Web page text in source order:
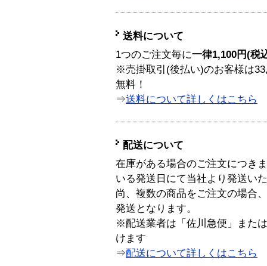
送料について
1つのご注文毎に一律1,100円(税
※売掛取引(後払い)のお客様は
無料！
⇒送料について詳しくはこちら
配送について
在庫がある場合のご注文につき
いる発送日にて当社より発送い
尚、複数の商品をご注文の場合
発送となります。
※配送業者は「佐川急便」また
けます
⇒配送について詳しくはこちら